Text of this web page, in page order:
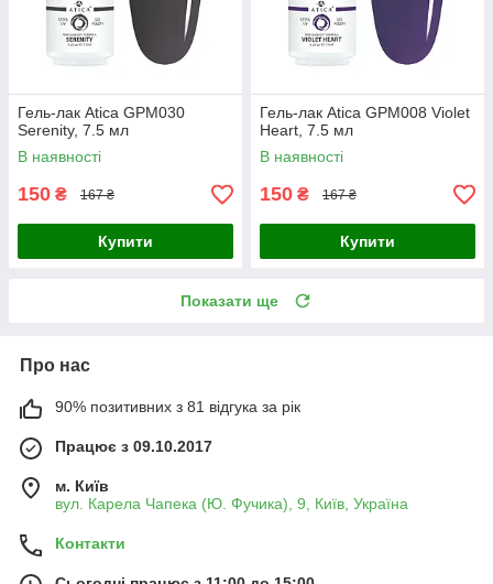
Гель-лак Atica GPM030
Serenity, 7.5 мл
В наявності
150 ₴ 167 ₴
Купити
Гель-лак Atica GPM008 Violet
Heart, 7.5 мл
В наявності
150 ₴ 167 ₴
Купити
Показати ще
Про нас
90% позитивних з 81 відгука за рік
Працює з 09.10.2017
м. Київ
вул. Карела Чапека (Ю. Фучика), 9, Київ, Україна
Контакти